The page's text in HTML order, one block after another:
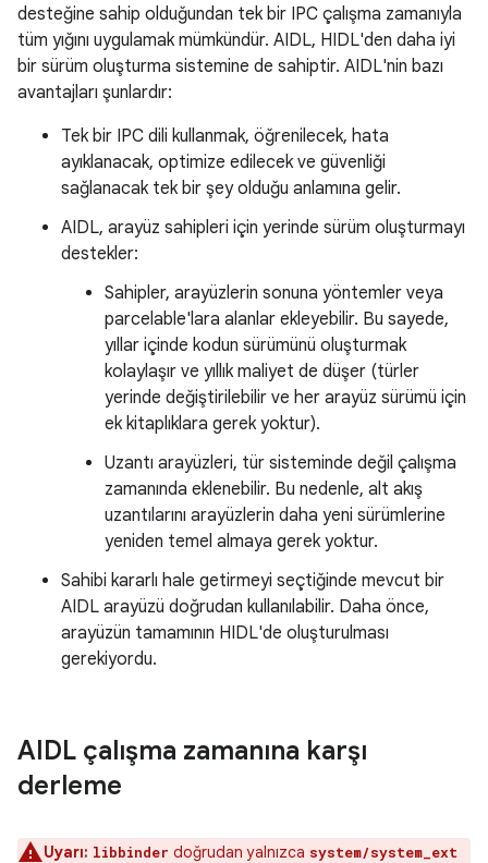
desteğine sahip olduğundan tek bir IPC çalışma zamanıyla
tüm yığını uygulamak mümkündür. AIDL, HIDL'den daha iyi
bir sürüm oluşturma sistemine de sahiptir. AIDL'nin bazı
avantajları şunlardır:
Tek bir IPC dili kullanmak, öğrenilecek, hata
ayıklanacak, optimize edilecek ve güvenliği
sağlanacak tek bir şey olduğu anlamına gelir.
AIDL, arayüz sahipleri için yerinde sürüm oluşturmayı
destekler:
Sahipler, arayüzlerin sonuna yöntemler veya
parcelable'lara alanlar ekleyebilir. Bu sayede,
yıllar içinde kodun sürümünü oluşturmak
kolaylaşır ve yıllık maliyet de düşer (türler
yerinde değiştirilebilir ve her arayüz sürümü için
ek kitaplıklara gerek yoktur).
Uzantı arayüzleri, tür sisteminde değil çalışma
zamanında eklenebilir. Bu nedenle, alt akış
uzantılarını arayüzlerin daha yeni sürümlerine
yeniden temel almaya gerek yoktur.
Sahibi kararlı hale getirmeyi seçtiğinde mevcut bir
AIDL arayüzü doğrudan kullanılabilir. Daha önce,
arayüzün tamamının HIDL'de oluşturulması
gerekiyordu.
AIDL çalışma zamanına karşı
derleme
Uyarı: libbinder doğrudan yalnızca system/system_ext